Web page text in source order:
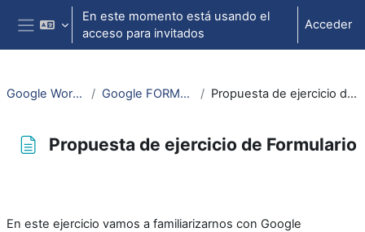
Salta al contenido principal
Panel lateral
En este momento está usando el
acceso para invitados
Acceder
Google Workspace Google FORMULARIOS Propuesta de ejercicio de Formulario
Propuesta de ejercicio de Formulario
En este ejercicio vamos a familiarizarnos con Google